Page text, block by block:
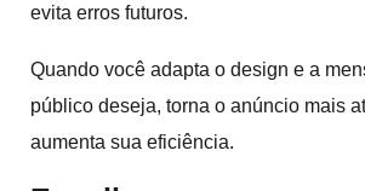
evita erros futuros.
Quando você adapta o design e a
público deseja, torna o anúncio mais
aumenta sua eficiência.